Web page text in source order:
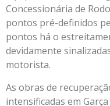
Concessionária de
pontos pré-definidos
pontos há o
devidamente
motorista.
As obras de
intensificadas em